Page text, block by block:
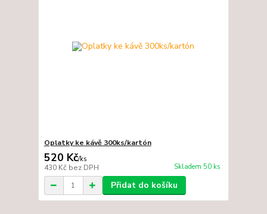
Oplatky ke kávě 300ks/kartón
520 Kč/ks
430 Kč bez DPH Skladem 50 ks
Přidat do košíku